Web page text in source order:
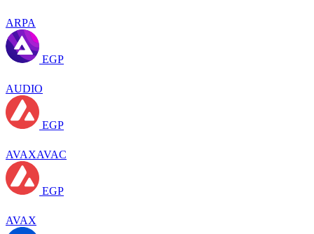
ARPA
EGP
AUDIO
EGP
AVAXAVAC
EGP
AVAX